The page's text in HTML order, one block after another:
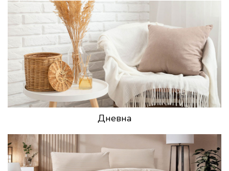
Дневна